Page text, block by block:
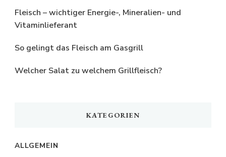
Fleisch – wichtiger Energie-, Mineralien- und
Vitaminlieferant
So gelingt das Fleisch am Gasgrill
Welcher Salat zu welchem Grillfleisch?
KATEGORIEN
ALLGEMEIN